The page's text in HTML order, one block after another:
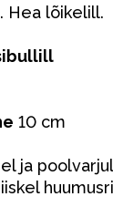
Hea lõikelill.
10 cm
ja